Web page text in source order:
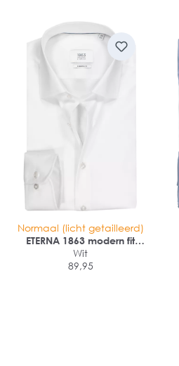
Normaal (licht getailleerd)
ETERNA 1863 modern fit
premium overhemd
Wit
89,95